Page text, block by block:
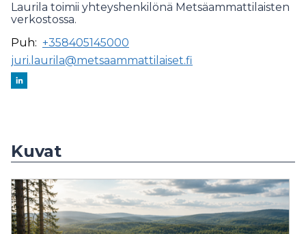
Laurila toimii yhteyshenkilönä Metsäammattilaisten
verkostossa.
Puh: +358405145000
juri.laurila@metsaammattilaiset.fi
Kuvat